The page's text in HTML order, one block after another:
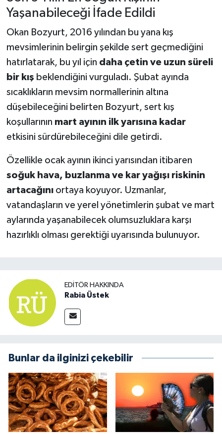
Yaşanabileceği İfade Edildi
Okan Bozyurt, 2016 yılından bu yana kış
mevsimlerinin belirgin şekilde sert geçmediğini
hatırlatarak, bu yıl için daha çetin ve uzun süreli
bir kış beklendiğini vurguladı. Şubat ayında
sıcaklıkların mevsim normallerinin altına
düşebileceğini belirten Bozyurt, sert kış
koşullarının mart ayının ilk yarısına kadar
etkisini sürdürebileceğini dile getirdi.
Özellikle ocak ayının ikinci yarısından itibaren
soğuk hava, buzlanma ve kar yağışı riskinin
artacağınıortaya koyuyor. Uzmanlar,
vatandaşların ve yerel yönetimlerin şubat ve mart
aylarında yaşanabilecek olumsuzluklara karşı
hazırlıklı olması gerektiği uyarısında bulunuyor.
EDITÖR HAKKINDA
Rabia Üstek
Bunlar da ilginizi çekebilir